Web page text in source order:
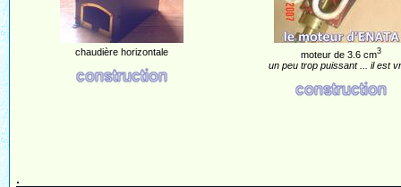
chaudière horizontale moteur de 3.6 cm3
un peu trop puissant ... il est
.